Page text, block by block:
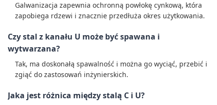
Galwanizacja zapewnia ochronną powłokę cynkową, która
zapobiega rdzewi i znacznie przedłuża okres użytkowania.
Czy stal z kanału U może być spawana i
wytwarzana?
Tak, ma doskonałą spawalność i można go wyciąć, przebić i
zgiąć do zastosowań inżynierskich.
Jaka jest różnica między stalą C i U?